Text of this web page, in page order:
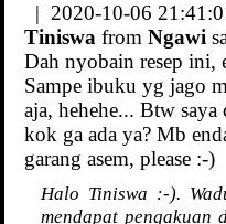
| 2020-10-06
Tiniswa from Ngawi
Dah nyobain resep ini,
Sampe ibuku yg jago
aja, hehehe... Btw saya
kok ga ada ya? Mb
garang asem, please :-)
Halo Tiniswa :-).
mendapat pengakuan